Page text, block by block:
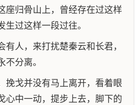
座归骨山上，曾经存在过这样
过这样一段过往。
有人，来打扰楚秦云和长君，
分离。
挽戈并没有马上离开，看着眼
心中一动，提步上去，脚下的